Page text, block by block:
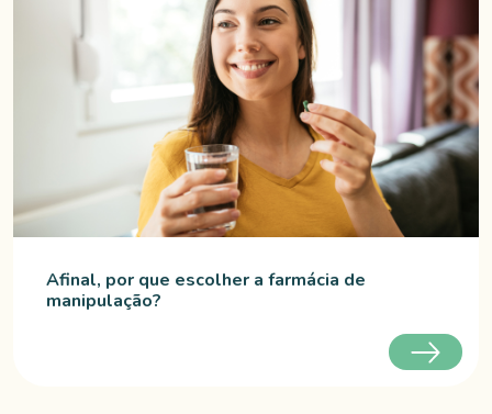
Afinal, por que escolher a farmácia de
manipulação?